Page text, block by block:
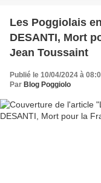
Les Poggiolais
DESANTI, Mort
Jean Toussaint
Publié le 10/04/2024 à
Par Blog Poggiolo